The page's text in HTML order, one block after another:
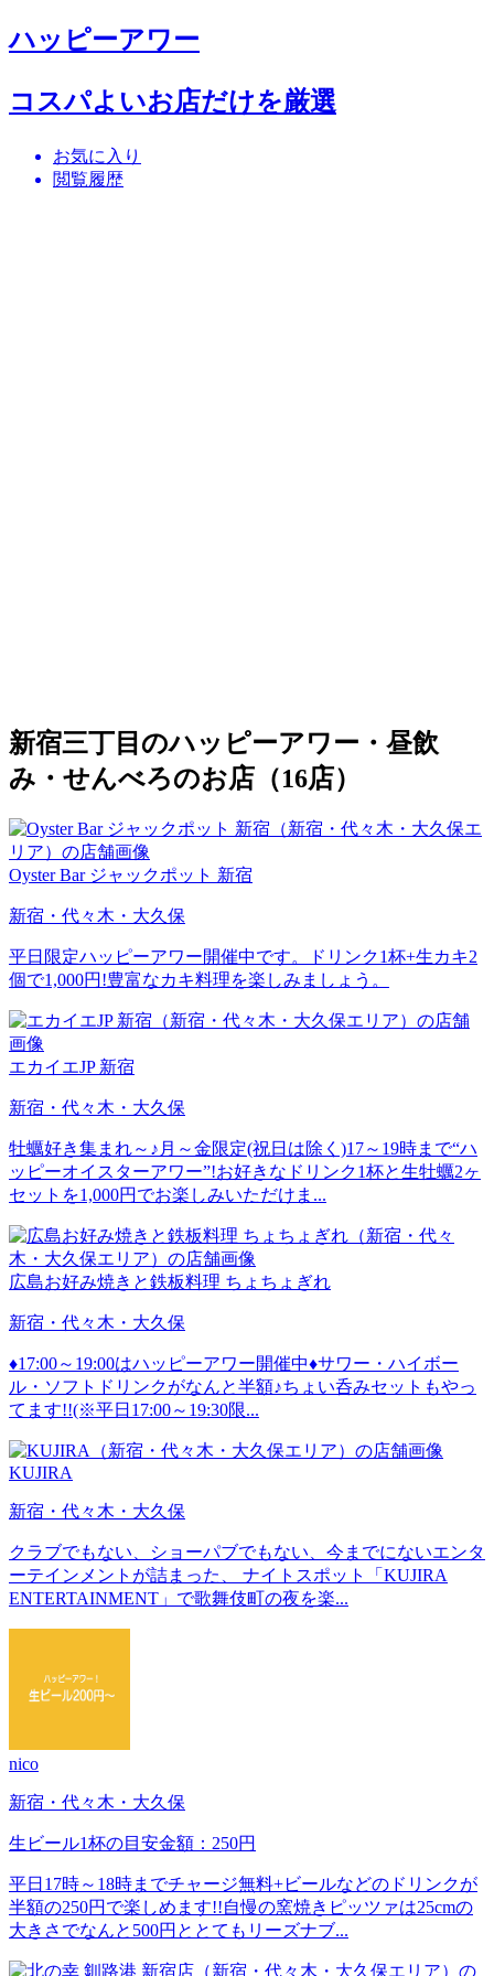
ハッピーアワー
コスパよいお店だけを厳選
お気に入り
閲覧履歴
新宿三丁目のハッピーアワー・昼飲
み・せんべろのお店（16店）
Oyster Bar ジャックポット 新宿
新宿・代々木・大久保
平日限定ハッピーアワー開催中です。ドリンク1杯+生カキ2
個で1,000円!豊富なカキ料理を楽しみましょう。
エカイエJP 新宿
新宿・代々木・大久保
牡蠣好き集まれ～♪月～金限定(祝日は除く)17～19時まで“ハ
ッピーオイスターアワー”!お好きなドリンク1杯と生牡蠣2ヶ
セットを1,000円でお楽しみいただけま...
広島お好み焼きと鉄板料理 ちょちょぎれ
新宿・代々木・大久保
♦17:00～19:00はハッピーアワー開催中♦サワー・ハイボー
ル・ソフトドリンクがなんと半額♪ちょい呑みセットもやっ
てます!!(※平日17:00～19:30限...
KUJIRA
新宿・代々木・大久保
クラブでもない、ショーパブでもない、今までにないエンタ
ーテインメントが詰まった、 ナイトスポット「KUJIRA
ENTERTAINMENT」で歌舞伎町の夜を楽...
nico
新宿・代々木・大久保
生ビール1杯の目安金額：250円
平日17時～18時までチャージ無料+ビールなどのドリンクが
半額の250円で楽しめます!!自慢の窯焼きピッツァは25cmの
大きさでなんと500円ととてもリーズナブ...